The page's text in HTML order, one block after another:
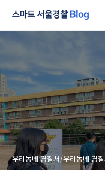
우리동네 경찰서/우리동네 경